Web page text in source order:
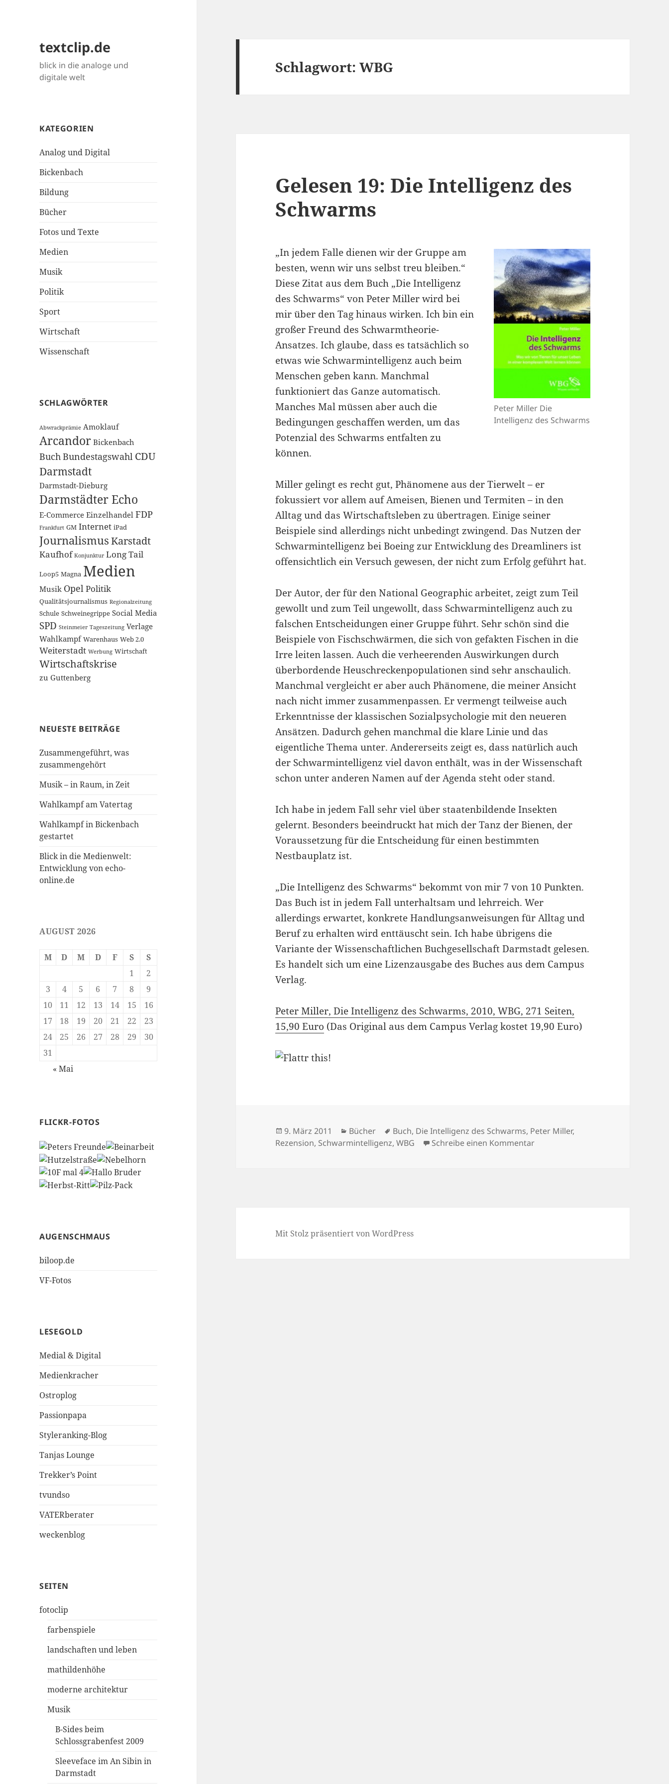
textclip.de
blick in die analoge und
digitale welt
KATEGORIEN
Analog und Digital
Bickenbach
Bildung
Bücher
Fotos und Texte
Medien
Musik
Politik
Sport
Wirtschaft
Wissenschaft
SCHLAGWÖRTER
Abwrackprämie Amoklauf
Arcandor Bickenbach
BuchBundestagswahl CDU
Darmstadt
Darmstadt-Dieburg
Darmstädter Echo
E-Commerce Einzelhandel FDP
Frankfurt GM Internet iPad
JournalismusKarstadt
Kaufhof Konjunktur Long Tail
Loop5 Magna Medien
Musik OpelPolitik
Qualitätsjournalismus Regionalzeitung
Schule Schweinegrippe Social Media
SPD Steinmeier Tageszeitung Verlage
Wahlkampf Warenhaus Web 2.0
Weiterstadt Werbung Wirtschaft
Wirtschaftskrise
zu Guttenberg
NEUESTE BEITRÄGE
Zusammengeführt, was
zusammengehört
Musik – in Raum, in Zeit
Wahlkampf am Vatertag
Wahlkampf in Bickenbach
gestartet
Blick in die Medienwelt:
Entwicklung von echo-
online.de
AUGUST 2026
M D M D F S
S
1
2
3
4 5 6 7 8
9
10
11 12 13 14 15
16
17
18 19 20 21 22
23
24
25 26 27 28 29
30
31
« Mai
FLICKR-FOTOS
AUGENSCHMAUS
biloop.de
VF-Fotos
LESEGOLD
Medial & Digital
Medienkracher
Ostroplog
Passionpapa
Styleranking-Blog
Tanjas Lounge
Trekker’s Point
tvundso
VATERberater
weckenblog
SEITEN
fotoclip
farbenspiele
landschaften und leben
mathildenhöhe
moderne architektur
Musik
B-Sides beim
Schlossgrabenfest 2009
Sleeveface im An Sibin in
Darmstadt
Schlagwort:WBG
Gelesen 19: Die Intelligenz des
Schwarms
Peter Miller Die
Intelligenz des Schwarms
„In jedem Falle dienen wir der Gruppe am
besten, wenn wir uns selbst treu bleiben.“
Diese Zitat aus dem Buch „Die Intelligenz
des Schwarms“ von Peter Miller wird bei
mir über den Tag hinaus wirken. Ich bin ein
großer Freund des Schwarmtheorie-
Ansatzes. Ich glaube, dass es tatsächlich so
etwas wie Schwarmintelligenz auch beim
Menschen geben kann. Manchmal
funktioniert das Ganze automatisch.
Manches Mal müssen aber auch die
Bedingungen geschaffen werden, um das
Potenzial des Schwarms entfalten zu
können.
Miller gelingt es recht gut, Phänomene aus der Tierwelt – er
fokussiert vor allem auf Ameisen, Bienen und Termiten – in den
Alltag und das Wirtschaftsleben zu übertragen. Einige seiner
Beispiele sind allerdings nicht unbedingt zwingend. Das Nutzen der
Schwarmintelligenz bei Boeing zur Entwicklung des Dreamliners ist
offensichtlich ein Versuch gewesen, der nicht zum Erfolg geführt hat.
Der Autor, der für den National Geographic arbeitet, zeigt zum Teil
gewollt und zum Teil ungewollt, dass Schwarmintelligenz auch zu
falschen Entscheidungen einer Gruppe führt. Sehr schön sind die
Beispiele von Fischschwärmen, die sich von gefakten Fischen in die
Irre leiten lassen. Auch die verheerenden Auswirkungen durch
überbordende Heuschreckenpopulationen sind sehr anschaulich.
Manchmal vergleicht er aber auch Phänomene, die meiner Ansicht
nach nicht immer zusammenpassen. Er vermengt teilweise auch
Erkenntnisse der klassischen Sozialpsychologie mit den neueren
Ansätzen. Dadurch gehen manchmal die klare Linie und das
eigentliche Thema unter. Andererseits zeigt es, dass natürlich auch
der Schwarmintelligenz viel davon enthält, was in der Wissenschaft
schon unter anderen Namen auf der Agenda steht oder stand.
Ich habe in jedem Fall sehr viel über staatenbildende Insekten
gelernt. Besonders beeindruckt hat mich der Tanz der Bienen, der
Voraussetzung für die Entscheidung für einen bestimmten
Nestbauplatz ist.
„Die Intelligenz des Schwarms“ bekommt von mir 7 von 10 Punkten.
Das Buch ist in jedem Fall unterhaltsam und lehrreich. Wer
allerdings erwartet, konkrete Handlungsanweisungen für Alltag und
Beruf zu erhalten wird enttäuscht sein. Ich habe übrigens die
Variante der Wissenschaftlichen Buchgesellschaft Darmstadt gelesen.
Es handelt sich um eine Lizenzausgabe des Buches aus dem Campus
Verlag.
Peter Miller, Die Intelligenz des Schwarms, 2010, WBG, 271 Seiten,
15,90 Euro (Das Original aus dem Campus Verlag kostet 19,90 Euro)
Veröffentlicht
am
9. März 2011 Kategorien
Bücher Schlagwörter
Buch, Die Intelligenz des Schwarms, Peter Miller,
Rezension, Schwarmintelligenz,WBG Schreibe einen Kommentarzu Gelesen 19: Die Intelligenz des
Mit Stolz präsentiert von WordPress